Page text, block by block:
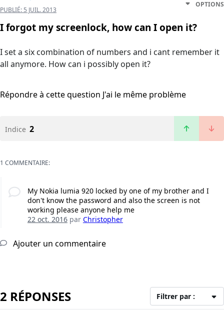
PUBLIÉ: 5 JUIL. 2013
OPTIONS
I forgot my screenlock, how can I open it?
I set a six combination of numbers and i cant remember it
all anymore. How can i possibly open it?
Répondre à cette question J'ai le même problème
Indice 2
1 COMMENTAIRE:
My Nokia lumia 920 locked by one of my brother and I
don't know the password and also the screen is not
working please anyone help me
22 oct. 2016par Christopher
Ajouter un commentaire
2 RÉPONSES Filtrer par :